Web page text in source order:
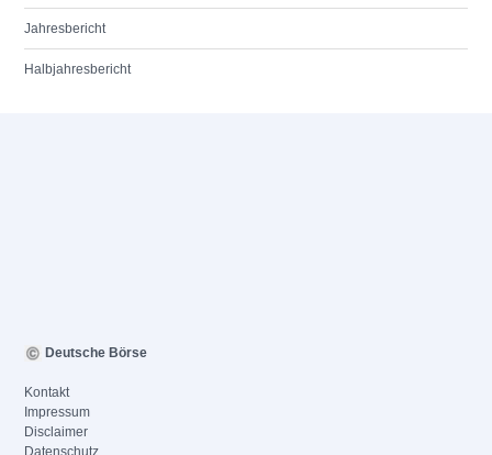
Jahresbericht
Halbjahresbericht
Deutsche Börse
Kontakt
Impressum
Disclaimer
Datenschutz